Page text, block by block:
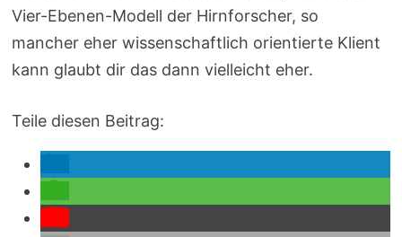
Vier-Ebenen-Modell der Hirnforscher, so
mancher eher wissenschaftlich orientierte Klient
kann glaubt dir das dann vielleicht eher.
Teile diesen Beitrag: